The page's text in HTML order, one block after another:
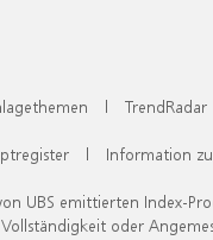
| TrendRadar
| Information zu
UBS emittierten Index-
oder